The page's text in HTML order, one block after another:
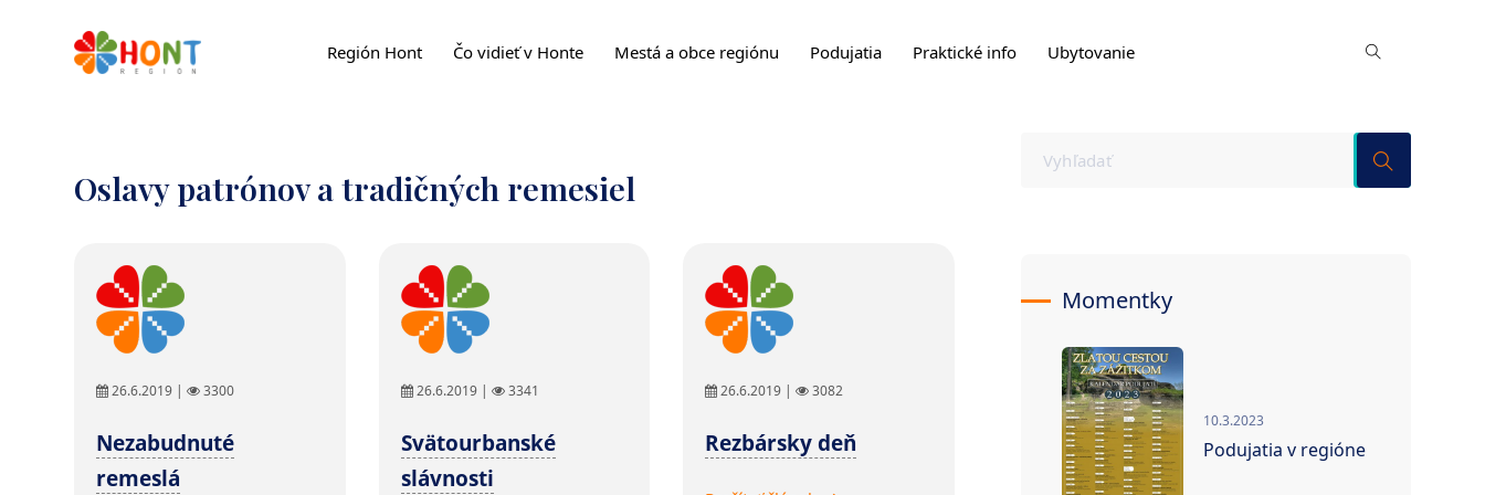
Región Hont Čo vidieť v Honte Mestá a obce regiónu Podujatia Praktické info Ubytovanie
Oslavy patrónov a tradičných remesiel
26.6.2019 | 3300
Nezabudnuté
remeslá
26.6.2019 | 3341
Svätourbanské
slávnosti
26.6.2019 | 3082
Rezbársky deň
Momentky
10.3.2023
Podujatia v regióne